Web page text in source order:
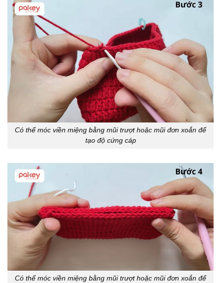
Có thể móc viền miệng bằng mũi trượt hoặc mũi đơn xoắn để
tạo độ cứng cáp
Có thể móc viền miệng bằng mũi trượt hoặc mũi đơn xoắn để